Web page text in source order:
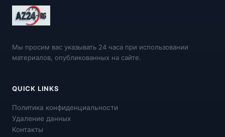
Мы просим вас указывать 24 часа при использовании
материалов, опубликованных на сайте.
QUICK LINKS
Политика конфиденциальности
Удаление данных
Контакты